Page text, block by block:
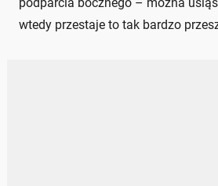
wtedy przestaje to tak bardzo